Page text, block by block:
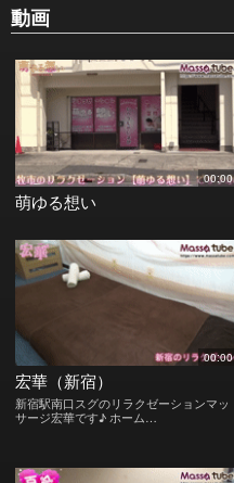
動画
00:00
萌ゆる想い
00:00
宏華（新宿）
新宿駅南口スグのリラクゼーションマッ
サージ宏華です♪ ホーム…